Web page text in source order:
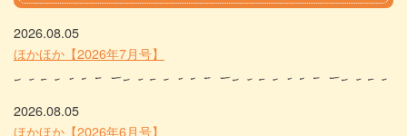
2026.08.05
ほかほか【2026年7月号】
2026.08.05
ほかほか【2026年6月号】